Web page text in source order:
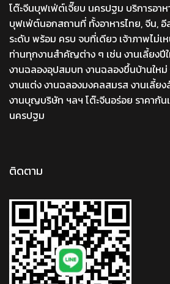
โต๊ะจีนบุฟเฟ่ต์เจี๊ยบ นครปฐม บริการอาห
บุฟเฟ่ต์นอกสถานที่ ทั้งอาหารไทย, จีน,
ระดับ พร้อม ครบ จบที่เดียว เจ้าภาพไม่เ
ท่านทุกงานสำคัญต่าง ๆ เช่น งานเลี้ยงปี
งานฉลองอุปสมบท งานฉลองขึ้นบ้านให
งานแต่ง งานฉลองมงคลสมรส งานเลี้ย
งานบุญบริษัท ฯลฯ โต๊ะจีนอร่อย ราคากัน
นครปฐม
ติดตาม